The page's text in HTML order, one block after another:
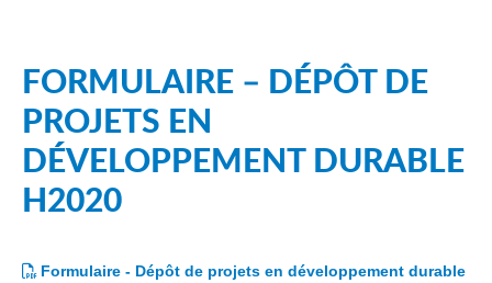
FORMULAIRE – DÉPÔT DE
PROJETS EN
DÉVELOPPEMENT DURABLE
H2020
Formulaire - Dépôt de projets en développement durable